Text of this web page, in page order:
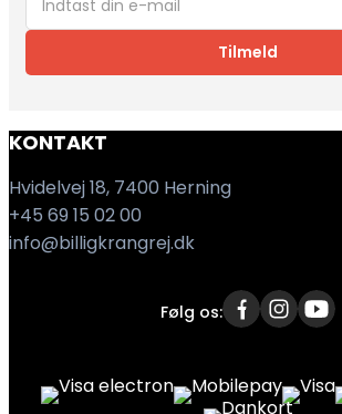
Tilmeld
KONTAKT
Hvidelvej 18, 7400 Herning
+45 69 15 02 00
info@billigkrangrej.dk
Følg os: